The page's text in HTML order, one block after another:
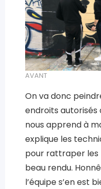
AVANT
On va donc
endroits autorisés
nous apprend à
explique les
pour rattraper les
beau rendu.
l’équipe s’en est